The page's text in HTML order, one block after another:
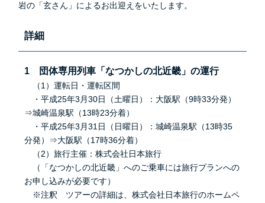
岩の「玄さん」によるお出迎えをいたします。
詳細
1 団体専用列車「なつかしの北近畿」の運行
（1）運転日・運転区間
・平成25年3月30日（土曜日）：大阪駅（9時33分発）
⇒城崎温泉駅（13時23分着）
・平成25年3月31日（日曜日）：城崎温泉駅（13時35
分発）⇒大阪駅（17時36分着）
（2）旅行主催：株式会社日本旅行
（「なつかしの北近畿」へのご乗車には旅行プランへの
お申し込みが必要です）
※注釈 ツアーの詳細は、株式会社日本旅行のホームペ